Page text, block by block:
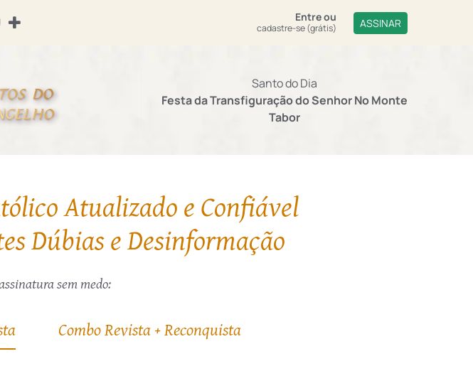
Entreou
cadastre-se (grátis) ASSINAR
Santo do Dia
Festa da Transfiguração do Senhor No Monte
Tabor
Atualizado e Confiável
Dúbias e Desinformação
sem medo:
Combo Revista + Reconquista